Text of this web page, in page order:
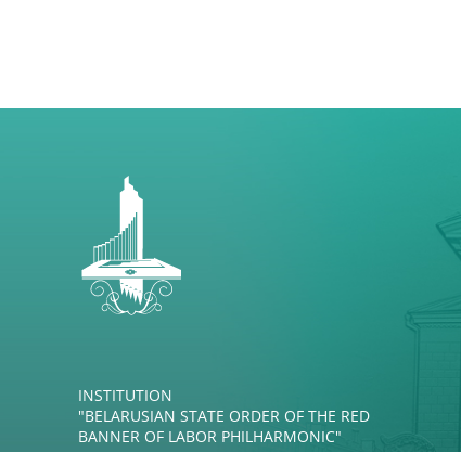
INSTITUTION
"BELARUSIAN STATE ORDER OF THE RED
BANNER OF LABOR PHILHARMONIC"